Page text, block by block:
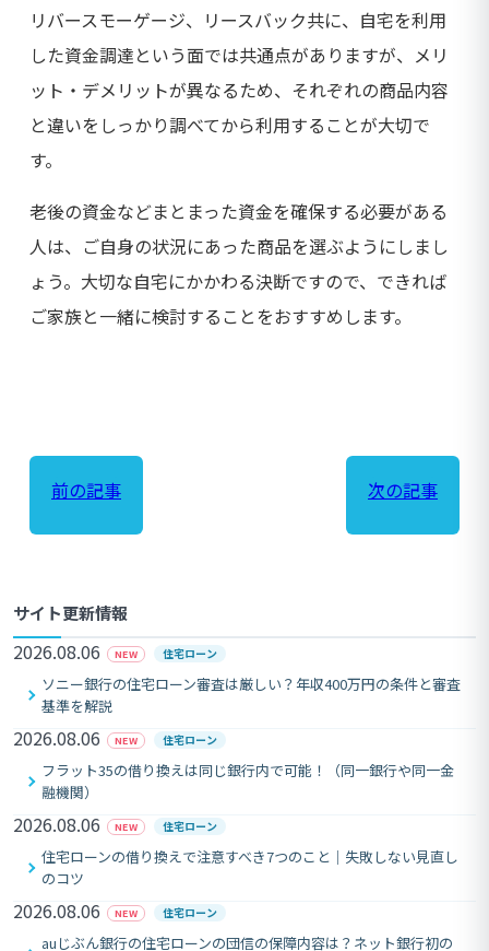
リバースモーゲージ、リースバック共に、自宅を利用
した資金調達という面では共通点がありますが、メリ
ット・デメリットが異なるため、それぞれの商品内容
と違いをしっかり調べてから利用することが大切で
す。
老後の資金などまとまった資金を確保する必要がある
人は、ご自身の状況にあった商品を選ぶようにしまし
ょう。大切な自宅にかかわる決断ですので、できれば
ご家族と一緒に検討することをおすすめします。
前の記事 次の記事
サイト更新情報
2026.08.06 NEW 住宅ローン
ソニー銀行の住宅ローン審査は厳しい？年収400万円の条件と審査
基準を解説
2026.08.06 NEW 住宅ローン
フラット35の借り換えは同じ銀行内で可能！（同一銀行や同一金
融機関）
2026.08.06 NEW 住宅ローン
住宅ローンの借り換えで注意すべき7つのこと｜失敗しない見直し
のコツ
2026.08.06 NEW 住宅ローン
auじぶん銀行の住宅ローンの団信の保障内容は？ネット銀行初の